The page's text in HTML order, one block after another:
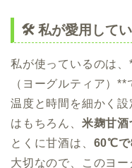
🛠 私が愛用して
私が使っているのは
（ヨーグルティア）**
温度と時間を細かく
はもちろん、 米麹甘酒
とくに甘酒は、 60℃で
大切なので、このヨ